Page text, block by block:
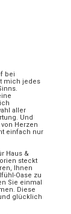
bei
mich jedes
aller
Und
Herzen
einfach nur
Haus &
steckt
Ihnen
Oase zu
Sie einmal
Diese
glücklich